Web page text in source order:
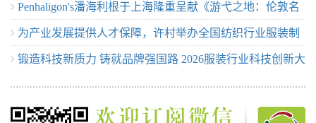
Penhaligon's潘海利根于上海隆重呈献《游弋之地：伦敦名
流录》主题展览 致敬肖像兽首系列十周年传奇篇章
为产业发展提供人才保障，许村举办全国纺织行业服装制
版师/缝纫工职业技能竞赛选拔赛
锻造科技新质力 铸就品牌强国路 2026服装行业科技创新大
会在杭州临平召开